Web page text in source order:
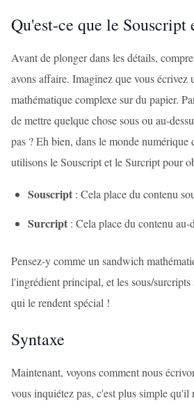
Qu'est-ce que le
Avant de plonger dans les détails,
avons affaire. Imaginez que vous écrivez
mathématique complexe sur du papier.
de mettre quelque chose sous ou au-
pas ? Eh bien, dans le monde
utilisons le Souscript et le Surcript pour
Souscript : Cela place du contenu
Surcript : Cela place du contenu au-
Pensez-y comme un sandwich
l'ingrédient principal, et les sous/
qui le rendent spécial !
Syntaxe
Maintenant, voyons comment nous
vous inquiétez pas, c'est plus simple qu'il